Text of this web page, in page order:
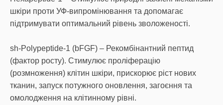
шкіри проти УФ-випромінювання та допомагає
підтримувати оптимальний рівень зволоженості.
sh-Polypeptide-1 (bFGF) – Рекомбінантний пептид
(фактор росту). Стимулює проліферацію
(розмноження) клітин шкіри, прискорює ріст нових
тканин, запуск потужного оновлення, загоєння та
омолодження на клітинному рівні.